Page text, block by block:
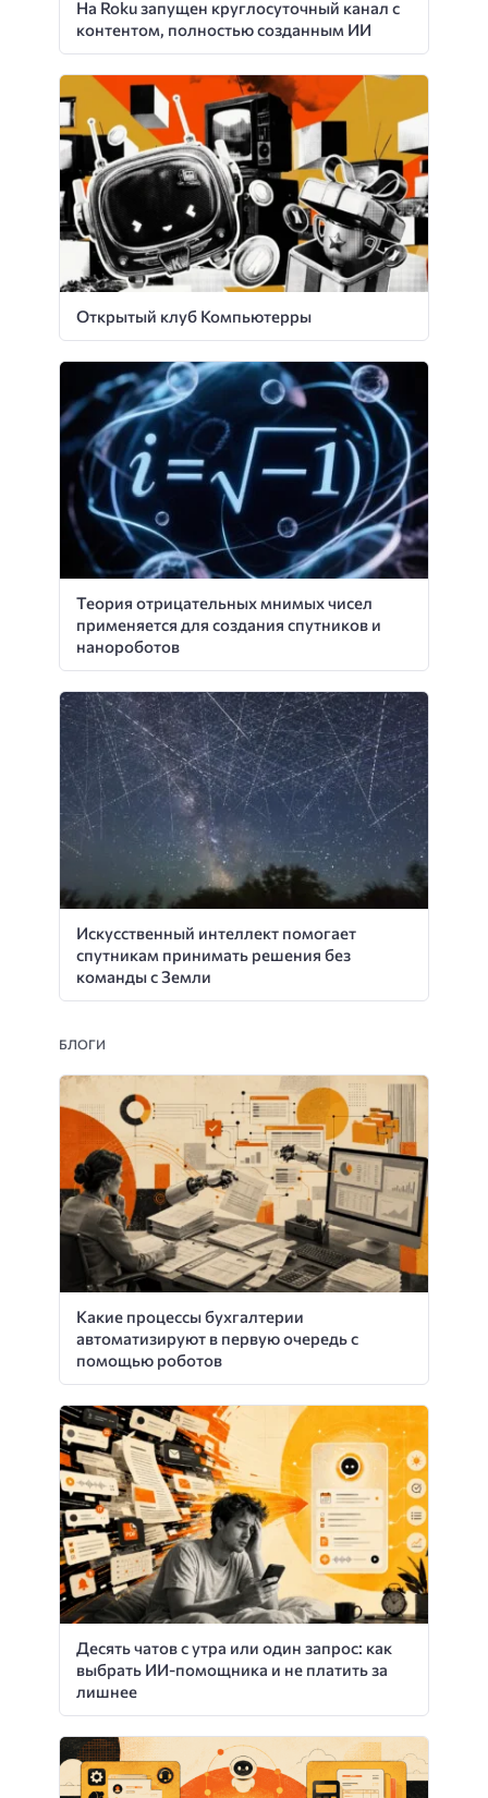
На Roku запущен круглосуточный канал с
контентом, полностью созданным ИИ
Открытый клуб Компьютерры
Теория отрицательных мнимых чисел
применяется для создания спутников и
нанороботов
Искусственный интеллект помогает
спутникам принимать решения без
команды с Земли
БЛОГИ
Какие процессы бухгалтерии
автоматизируют в первую очередь с
помощью роботов
Десять чатов с утра или один запрос: как
выбрать ИИ-помощника и не платить за
лишнее